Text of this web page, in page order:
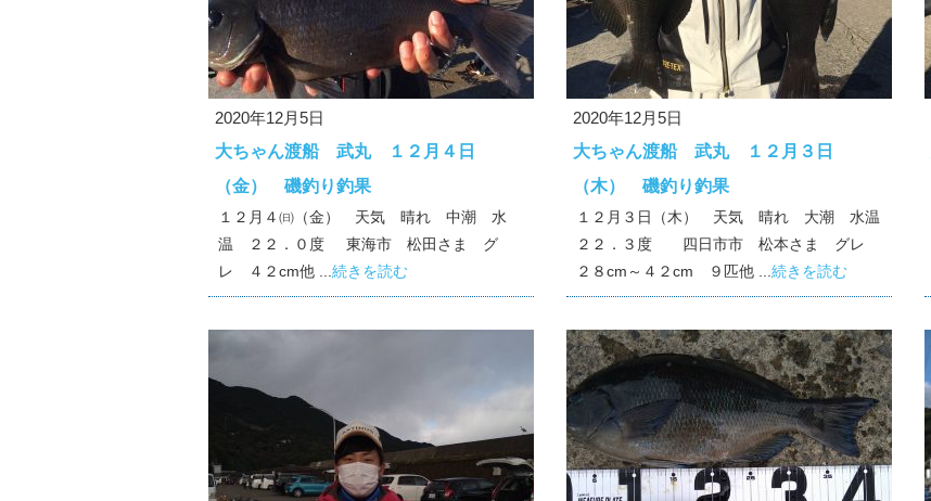
2020年12月5日
大ちゃん渡船 武丸 １２月４日
（金） 磯釣り釣果
１２月４㈰（金） 天気 晴れ 中潮 水
温 ２２．０度 東海市 松田さま グ
レ ４２cm他 ... 続きを読む
2020年12月5日
大ちゃん渡船 武丸 １２月３日
（木） 磯釣り釣果
１２月３日（木） 天気 晴れ 大潮 水温
２２．３度 四日市市 松本さま グレ
２８cm～４２cm ９匹他 ... 続きを読む